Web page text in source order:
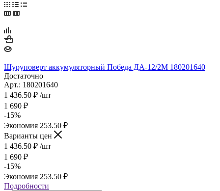
Шуруповерт аккумуляторный Победа ДА-12/2М 180201640
Достаточно
Арт.: 180201640
1 436.50 ₽ /шт
1 690 ₽
-15%
Экономия 253.50 ₽
Варианты цен
1 436.50 ₽ /шт
1 690 ₽
-15%
Экономия 253.50 ₽
Подробности